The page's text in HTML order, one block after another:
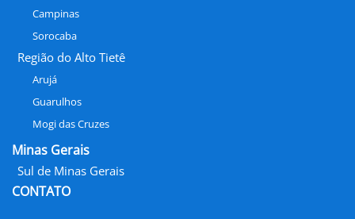
Campinas
Sorocaba
Região do Alto Tietê
Arujá
Guarulhos
Mogi das Cruzes
Minas Gerais
Sul de Minas Gerais
CONTATO